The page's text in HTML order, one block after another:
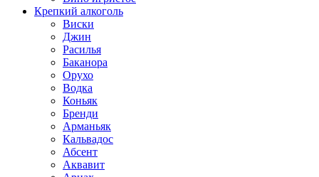
Крепкий алкоголь
Виски
Джин
Расилья
Баканора
Орухо
Водка
Коньяк
Бренди
Арманьяк
Кальвадос
Абсент
Аквавит